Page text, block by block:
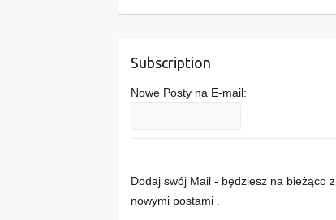
Subscription
Nowe Posty na E-mail:
Dodaj swój Mail - będziesz na bieżąco z
nowymi postami .